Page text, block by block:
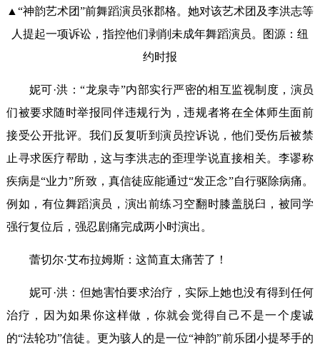
▲“神韵艺术团”前舞蹈演员张郡格。她对该艺术团及李洪志等
人提起一项诉讼，指控他们剥削未成年舞蹈演员。图源：纽
约时报
妮可·洪：“龙泉寺”内部实行严密的相互监视制度，演员
们被要求随时举报同伴违规行为，违规者将在全体师生面前
接受公开批评。我们反复听到演员控诉说，他们受伤后被禁
止寻求医疗帮助，这与李洪志的歪理学说直接相关。李谬称
疾病是“业力”所致，真信徒应能通过“发正念”自行驱除病痛。
例如，有位舞蹈演员，演出前练习空翻时膝盖脱臼，被同学
强行复位后，强忍剧痛完成两小时演出。
蕾切尔·艾布拉姆斯：这简直太痛苦了！
妮可·洪：但她害怕要求治疗，实际上她也没有得到任何
治疗，因为如果你这样做，你就会觉得自己不是一个虔诚
的“法轮功”信徒。更为骇人的是一位“神韵”前乐团小提琴手的